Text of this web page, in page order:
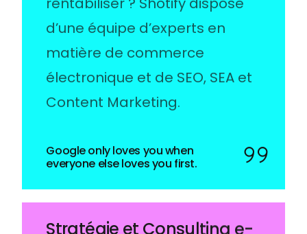
rentabiliser ? Shotify dispose
d’une équipe d’experts en
matière de commerce
électronique et de SEO, SEA et
Content Marketing.
Google only loves you when
everyone else loves you first.